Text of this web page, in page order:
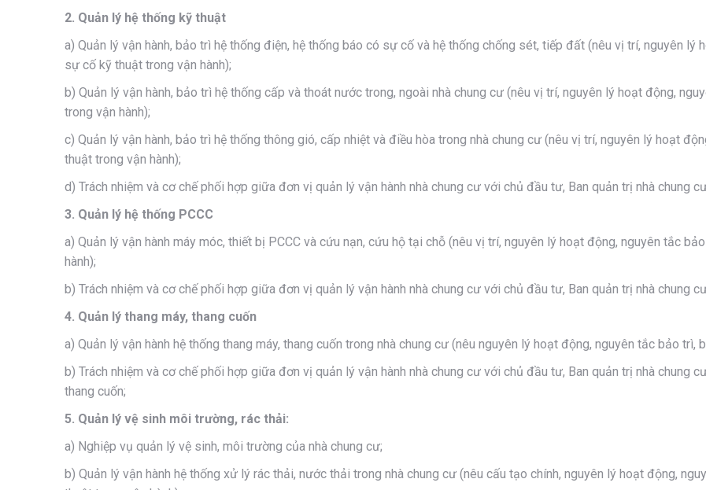
2. Quản lý hệ thống kỹ thuật
a) Quản lý vận hành, bảo trì hệ thống điện, hệ thống báo có sự cố và hệ thống chống sét, tiếp đất (nêu vị trí, nguyên
sự cố kỹ thuật trong vận hành);
b) Quản lý vận hành, bảo trì hệ thống cấp và thoát nước trong, ngoài nhà chung cư (nêu vị trí, nguyên lý hoạt động,
trong vận hành);
c) Quản lý vận hành, bảo trì hệ thống thông gió, cấp nhiệt và điều hòa trong nhà chung cư (nêu vị trí, nguyên lý hoạt
thuật trong vận hành);
d) Trách nhiệm và cơ chế phối hợp giữa đơn vị quản lý vận hành nhà chung cư với chủ đầu tư, Ban quản trị nhà chung
3. Quản lý hệ thống PCCC
a) Quản lý vận hành máy móc, thiết bị PCCC và cứu nạn, cứu hộ tại chỗ (nêu vị trí, nguyên lý hoạt động, nguyên tắc
hành);
b) Trách nhiệm và cơ chế phối hợp giữa đơn vị quản lý vận hành nhà chung cư với chủ đầu tư, Ban quản trị nhà chung
4. Quản lý thang máy, thang cuốn
a) Quản lý vận hành hệ thống thang máy, thang cuốn trong nhà chung cư (nêu nguyên lý hoạt động, nguyên tắc bảo
b) Trách nhiệm và cơ chế phối hợp giữa đơn vị quản lý vận hành nhà chung cư với chủ đầu tư, Ban quản trị nhà chung
thang cuốn;
5. Quản lý vệ sinh môi trường, rác thải:
a) Nghiệp vụ quản lý vệ sinh, môi trường của nhà chung cư;
b) Quản lý vận hành hệ thống xử lý rác thải, nước thải trong nhà chung cư (nêu cấu tạo chính, nguyên lý hoạt động,